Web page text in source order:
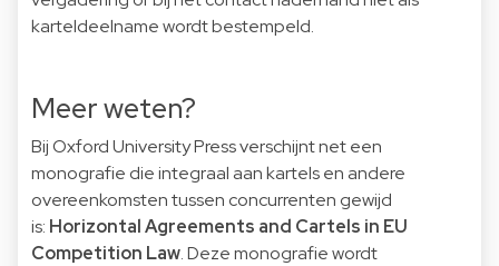
karteldeelname wordt bestempeld.
Meer weten?
Bij Oxford University Press verschijnt net een
monografie die integraal aan kartels en andere
overeenkomsten tussen concurrenten gewijd
is: Horizontal Agreements and Cartels in EU
Competition Law.Deze monografie wordt